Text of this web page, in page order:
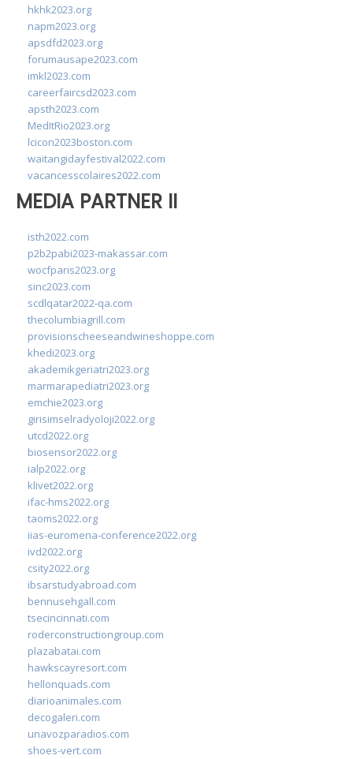
hkhk2023.org
napm2023.org
apsdfd2023.org
forumausape2023.com
imkl2023.com
careerfaircsd2023.com
apsth2023.com
MedItRio2023.org
lcicon2023boston.com
waitangidayfestival2022.com
vacancesscolaires2022.com
MEDIA PARTNER II
isth2022.com
p2b2pabi2023-makassar.com
wocfparis2023.org
sinc2023.com
scdlqatar2022-qa.com
thecolumbiagrill.com
provisionscheeseandwineshoppe.com
khedi2023.org
akademikgeriatri2023.org
marmarapediatri2023.org
emchie2023.org
girisimselradyoloji2022.org
utcd2022.org
biosensor2022.org
ialp2022.org
klivet2022.org
ifac-hms2022.org
taoms2022.org
iias-euromena-conference2022.org
ivd2022.org
csity2022.org
ibsarstudyabroad.com
bennusehgall.com
tsecincinnati.com
roderconstructiongroup.com
plazabatai.com
hawkscayresort.com
hellonquads.com
diarioanimales.com
decogaleri.com
unavozparadios.com
shoes-vert.com